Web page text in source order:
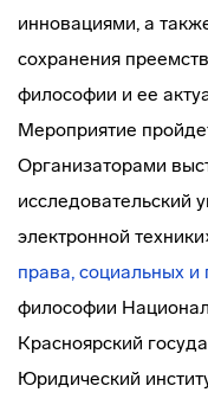
инновациями, а
сохранения
философии и ее
Мероприятие
Организаторами
исследовательский
электронной
права, социальных и
философии
Красноярский
Юридический